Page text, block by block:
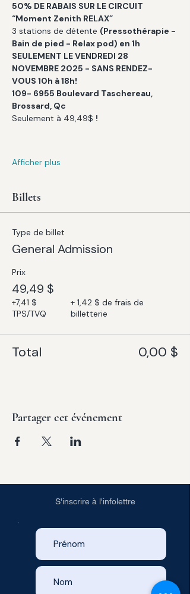
50% DE RABAIS SUR LE CIRCUIT
“Moment Zenith RELAX”
3 stations de détente (Pressothérapie -
Bain de pied - Relax pod) en 1h
SEULEMENT LE VENDREDI 28
NOVEMBRE 2025 - SANS RENDEZ-
VOUS 10h à 18h!
109- 6955 Boulevard Taschereau,
Brossard, Qc
Seulement à 49,49$ !
Afficher plus
Billets
Type de billet
General Admission
Prix
49,49 $
+7,41 $
TPS/TVQ
+ 1,42 $ de frais de
billetterie
Total 0,00 $
Partager cet événement
S'inscrire à l'infolettre